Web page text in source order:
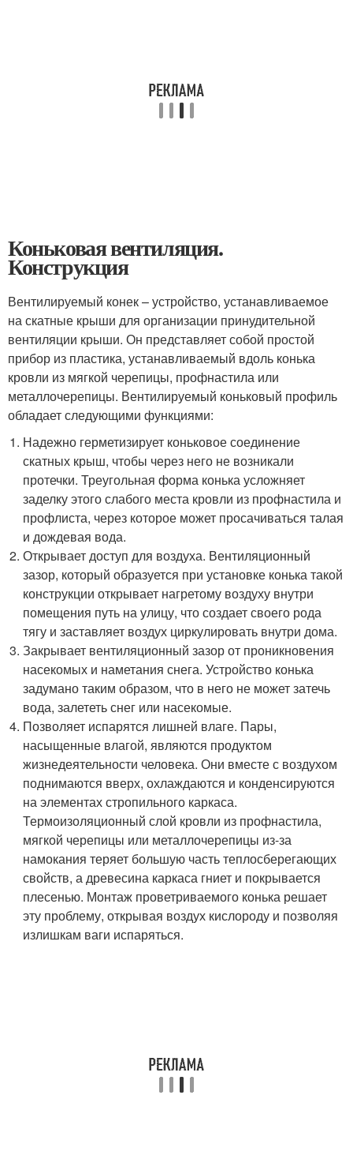
Коньковая вентиляция.
Конструкция
Вентилируемый конек – устройство, устанавливаемое
на скатные крыши для организации принудительной
вентиляции крыши. Он представляет собой простой
прибор из пластика, устанавливаемый вдоль конька
кровли из мягкой черепицы, профнастила или
металлочерепицы. Вентилируемый коньковый профиль
обладает следующими функциями:
Надежно герметизирует коньковое соединение
скатных крыш, чтобы через него не возникали
протечки. Треугольная форма конька усложняет
заделку этого слабого места кровли из профнастила и
профлиста, через которое может просачиваться талая
и дождевая вода.
Открывает доступ для воздуха. Вентиляционный
зазор, который образуется при установке конька такой
конструкции открывает нагретому воздуху внутри
помещения путь на улицу, что создает своего рода
тягу и заставляет воздух циркулировать внутри дома.
Закрывает вентиляционный зазор от проникновения
насекомых и наметания снега. Устройство конька
задумано таким образом, что в него не может затечь
вода, залететь снег или насекомые.
Позволяет испарятся лишней влаге. Пары,
насыщенные влагой, являются продуктом
жизнедеятельности человека. Они вместе с воздухом
поднимаются вверх, охлаждаются и конденсируются
на элементах стропильного каркаса.
Термоизоляционный слой кровли из профнастила,
мягкой черепицы или металлочерепицы из-за
намокания теряет большую часть теплосберегающих
свойств, а древесина каркаса гниет и покрывается
плесенью. Монтаж проветриваемого конька решает
эту проблему, открывая воздух кислороду и позволяя
излишкам ваги испаряться.